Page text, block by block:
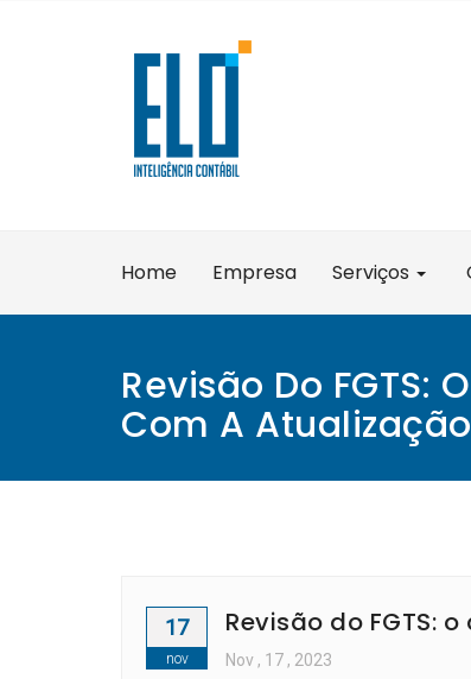
Home Empresa Serviços
Revisão Do FGTS:
Com A
17
nov
Revisão do FGTS:
Nov , 17 , 2023